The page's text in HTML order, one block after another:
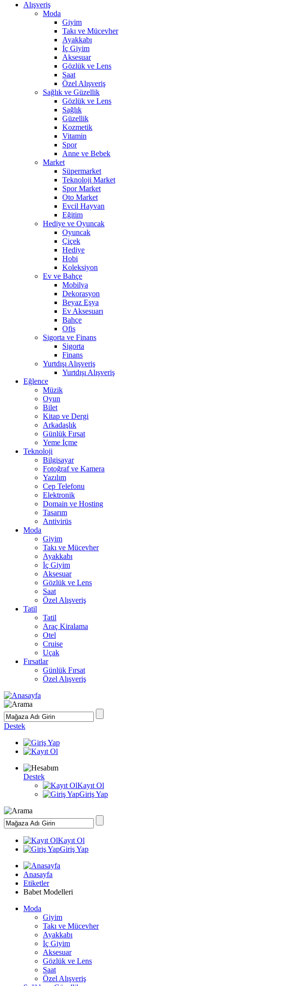
Alışveriş
Moda
Giyim
Takı ve Mücevher
Ayakkabı
İç Giyim
Aksesuar
Gözlük ve Lens
Saat
Özel Alışveriş
Sağlık ve Güzellik
Gözlük ve Lens
Sağlık
Güzellik
Kozmetik
Vitamin
Spor
Anne ve Bebek
Market
Süpermarket
Teknoloji Market
Spor Market
Oto Market
Evcil Hayvan
Eğitim
Hediye ve Oyuncak
Oyuncak
Çiçek
Hediye
Hobi
Koleksiyon
Ev ve Bahçe
Mobilya
Dekorasyon
Beyaz Eşya
Ev Aksesuarı
Bahçe
Ofis
Sigorta ve Finans
Sigorta
Finans
Yurtdışı Alışveriş
Yurtdışı Alışveriş
Eğlence
Müzik
Oyun
Bilet
Kitap ve Dergi
Arkadaşlık
Günlük Fırsat
Yeme İçme
Teknoloji
Bilgisayar
Fotoğraf ve Kamera
Yazılım
Cep Telefonu
Elektronik
Domain ve Hosting
Tasarım
Antivirüs
Moda
Giyim
Takı ve Mücevher
Ayakkabı
İç Giyim
Aksesuar
Gözlük ve Lens
Saat
Özel Alışveriş
Tatil
Tatil
Araç Kiralama
Otel
Cruise
Uçak
Fırsatlar
Günlük Fırsat
Özel Alışveriş
Destek
Destek
Kayıt Ol
Giriş Yap
Kayıt Ol
Giriş Yap
Anasayfa
Etiketler
Babet Modelleri
Moda
Giyim
Takı ve Mücevher
Ayakkabı
İç Giyim
Aksesuar
Gözlük ve Lens
Saat
Özel Alışveriş